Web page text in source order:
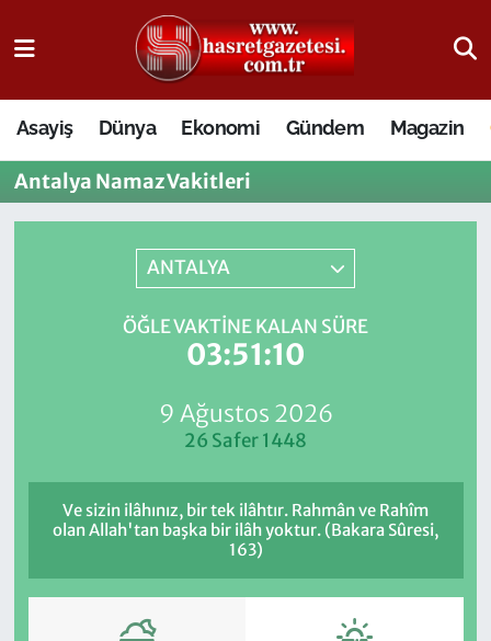
Asayiş Dünya Ekonomi Gündem Magazin
Antalya Namaz Vakitleri
ANTALYA
ÖĞLE VAKTINE KALAN SÜRE
03:51:10
9 Ağustos 2026
26 Safer 1448
Ve sizin ilâhınız, bir tek ilâhtır. Rahmân ve Rahîm
olan Allah'tan başka bir ilâh yoktur. (Bakara Sûresi,
163)
Osmaniye Nöbetçi Eczaneler
Osmaniye Hava Durumu
Osmaniye Trafik Yoğunluk Haritası
Süper Lig Puan Durumu ve Fikstür
Son Dakika Haberleri
Haber Arşivi